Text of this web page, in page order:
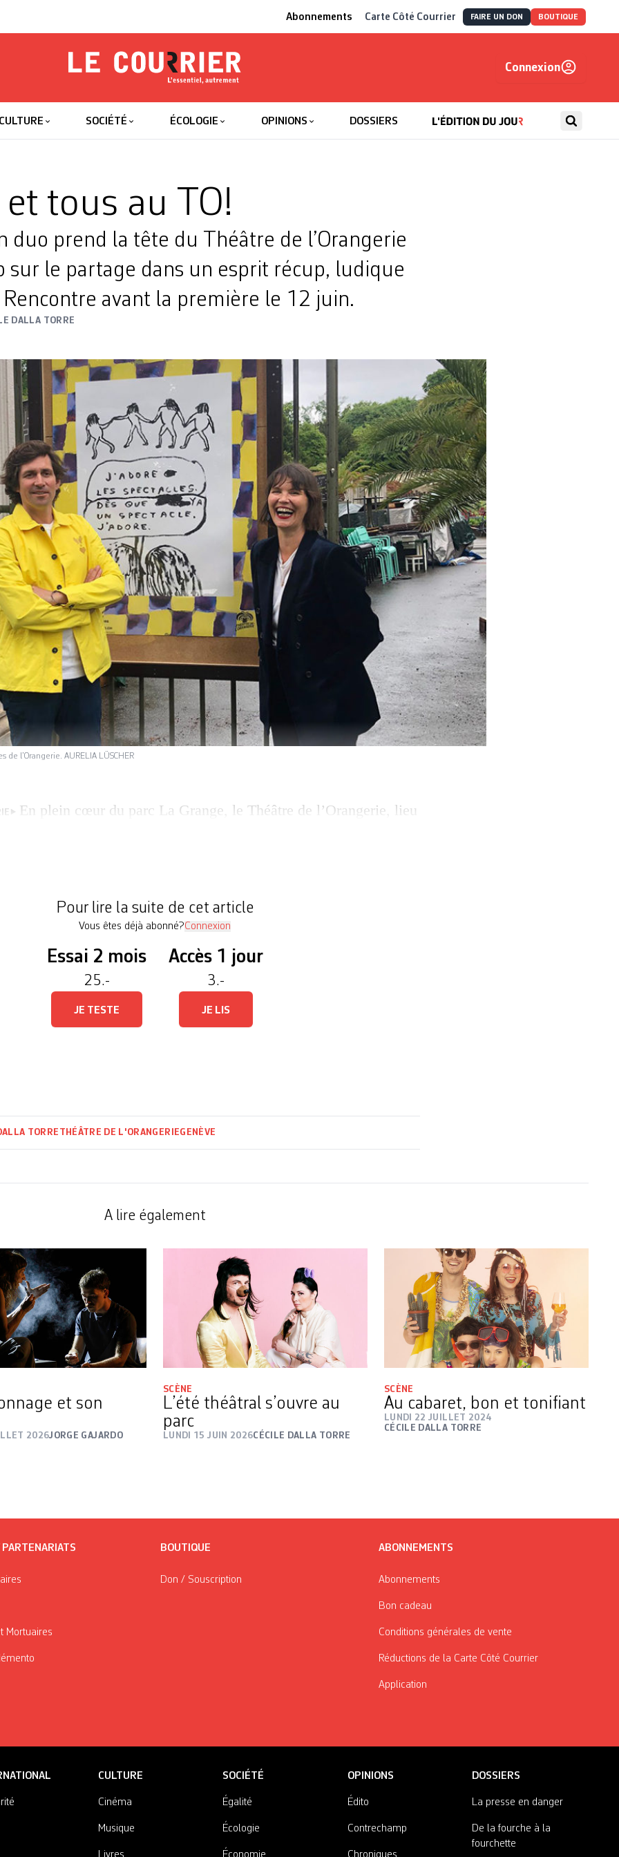
Abonnements Carte Côté Courrier FAIRE UN DON BOUTIQUE
Le Courrier
Connexion
CULTURE SOCIÉTÉ ÉCOLOGIE OPINIONS DOSSIERS
et tous au TO!
duo prend la tête du Théâtre de l’Orangerie
sur le partage dans un esprit récup, ludique
avant la première le 12 juin.
DALLA TORRE
l’Orangerie. AURELIA LÜSCHER
En plein cœur du parc La Grange, le Théâtre de l’Orangerie, lieu
Pour lire la suite de cet article
Vous êtes déjà abonné?Connexion
Essai 2 mois
25.-
JE TESTE
Accès 1 jour
3.-
JE LIS
TORRE THÉÂTRE DE L'ORANGERIEGENÈVE
A lire également
et son
2026JORGE GAJARDO
SCÈNE
L’été théâtral s’ouvre au
parc
LUNDI 15 JUIN 2026CÉCILE DALLA TORRE
SCÈNE
Au cabaret, bon et tonifiant
LUNDI 22 JUILLET 2024
CÉCILE DALLA TORRE
Mortuaires
BOUTIQUE
Don / Souscription
ABONNEMENTS
Abonnements
Bon cadeau
Conditions générales de vente
Réductions de la Carte Côté Courrier
Application
CULTURE
Cinéma
Musique
SOCIÉTÉ
Égalité
Écologie
OPINIONS
Édito
Contrechamp
DOSSIERS
La presse en danger
De la fourche à la
fourchette